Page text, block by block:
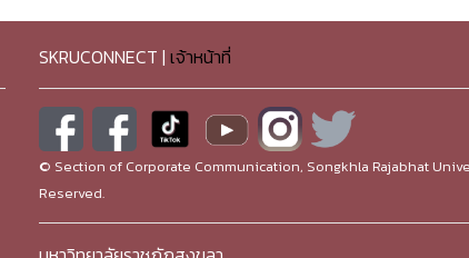
SKRUCONNECT | เจ้าหน้าที่
© Section of Corporate Communication, Songkhla Rajabhat
Reserved.